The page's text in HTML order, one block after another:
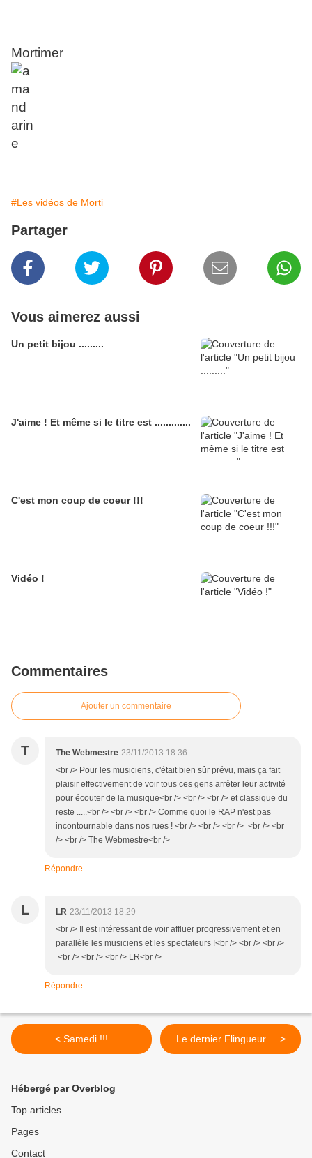
Mortimer
#Les vidéos de Morti
Partager
Vous aimerez aussi
Un petit bijou .........
J'aime ! Et même si le titre est .............
C'est mon coup de coeur !!!
Vidéo !
Commentaires
Ajouter un commentaire
T The Webmestre 23/11/2013 18:36
<br /> Pour les musiciens, c'était bien sûr prévu, mais ça fait
plaisir effectivement de voir tous ces gens arrêter leur activité
pour écouter de la musique<br /> <br /> <br /> et classique du
reste .....<br /> <br /> <br /> Comme quoi le RAP n'est pas
incontournable dans nos rues ! <br /> <br /> <br /> <br /> <br
/> <br /> The Webmestre<br />
Répondre
L LR 23/11/2013 18:29
<br /> Il est intéressant de voir affluer progressivement et en
parallèle les musiciens et les spectateurs !<br /> <br /> <br />
<br /> <br /> <br /> LR<br />
Répondre
< Samedi !!! Le dernier Flingueur ... >
Hébergé par Overblog
Top articles
Pages
Contact